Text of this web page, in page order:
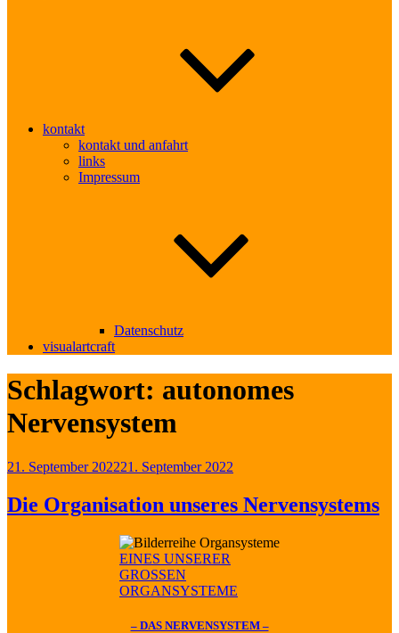
kontakt
kontakt und anfahrt
links
Impressum
Datenschutz
visualartcraft
Schlagwort: autonomes
Nervensystem
Veröffentlicht
21. September 202221. September 2022
Die Organisation unseres Nervensystems
EINES UNSERER
GROSSEN
ORGANSYSTEME
– DAS NERVENSYSTEM –